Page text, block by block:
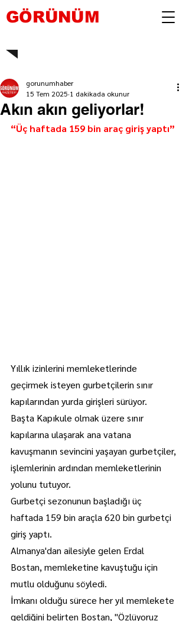
GÖRÜNÜM
Akın akın geliyorlar!
gorunumhaber
15 Tem 2025 1 dakikada okunur
“Üç haftada 159 bin araç giriş yaptı”
Yıllık izinlerini memleketlerinde
geçirmek isteyen gurbetçilerin sınır
kapılarından yurda girişleri sürüyor.
Başta Kapıkule olmak üzere sınır
kapılarına ulaşarak ana vatana
kavuşmanın sevincini yaşayan gurbetçiler,
işlemlerinin ardından memleketlerinin
yolunu tutuyor.
Gurbetçi sezonunun başladığı üç
haftada 159 bin araçla 620 bin gurbetçi
giriş yaptı.
Almanya'dan ailesiyle gelen Erdal
Bostan, memleketine kavuştuğu için
mutlu olduğunu söyledi.
İmkanı olduğu sürece her yıl memlekete
geldiğini belirten Bostan, "Özlüyoruz